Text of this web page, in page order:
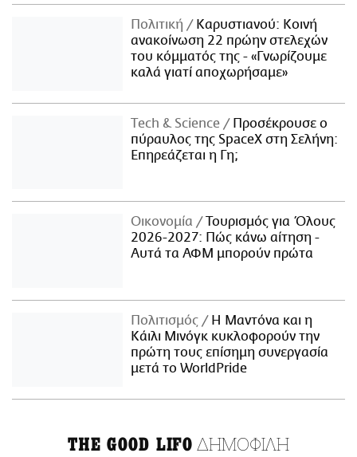
Πολιτική
Καρυστιανού: Κοινή
ανακοίνωση 22 πρώην στελεχών
του κόμματός της - «Γνωρίζουμε
καλά γιατί αποχωρήσαμε»
Τech & Science
Προσέκρουσε ο
πύραυλος της SpaceX στη Σελήνη:
Επηρεάζεται η Γη;
Οικονομία
Τουρισμός για Όλους
2026-2027: Πώς κάνω αίτηση -
Αυτά τα ΑΦΜ μπορούν πρώτα
Πολιτισμός
Η Μαντόνα και η
Κάιλι Μινόγκ κυκλοφορούν την
πρώτη τους επίσημη συνεργασία
μετά το WorldPride
THE GOOD LIFO ΔΗΜΟΦΙΛΗ